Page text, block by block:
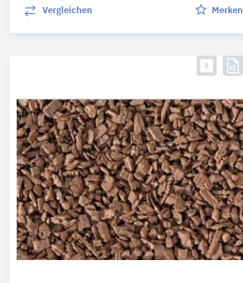
Vergleichen Merken